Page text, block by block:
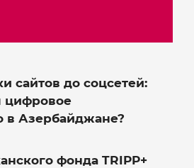
сайтов до соцсетей:
цифровое
в Азербайджане?
фонда TRIPP+